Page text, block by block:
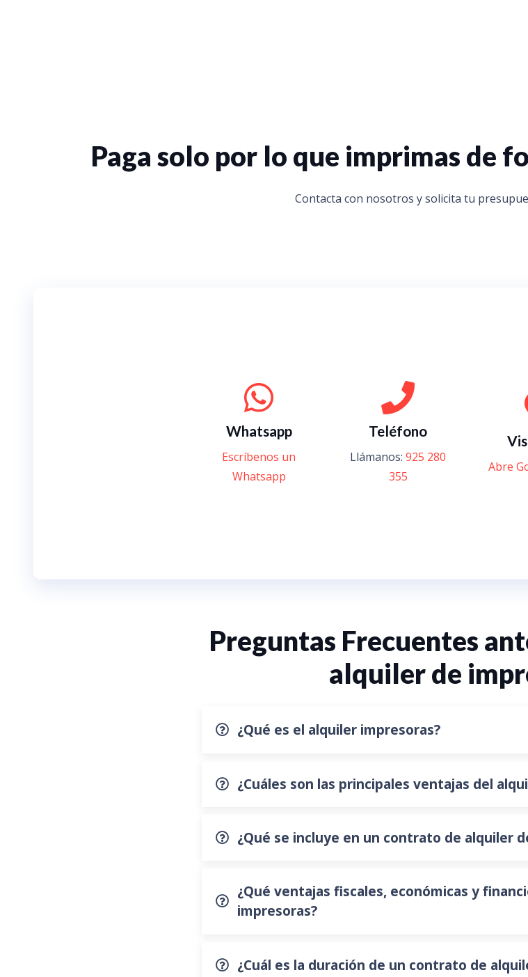
Paga solo por lo que imprimas de
Contacta con nosotros y solicita tu
Whatsapp
Escríbenos un
Whatsapp
Teléfono
Llámanos: 925 280
355
Abre
Preguntas Frecuentes
alquiler de
¿Qué es el alquiler impresoras?
¿Cuáles son las principales ventajas del
¿Qué se incluye en un contrato de alquiler
¿Qué ventajas fiscales, económicas y
impresoras?
¿Cuál es la duración de un contrato de